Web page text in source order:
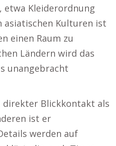
etwa Kleiderordnung
asiatischen Kulturen ist
einen Raum zu
Ländern wird das
unangebracht
direkter Blickkontakt als
ist er
werden auf